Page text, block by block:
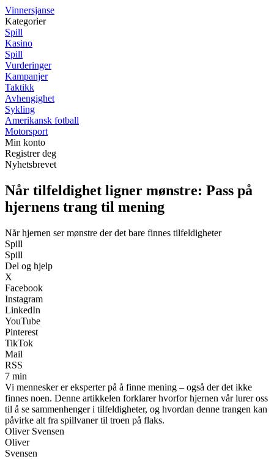
Vinnersjanse
Kategorier
Spill
Kasino
Spill
Vurderinger
Kampanjer
Taktikk
Avhengighet
Sykling
Amerikansk fotball
Motorsport
Min konto
Registrer deg
Nyhetsbrevet
Når tilfeldighet ligner mønstre: Pass på
hjernens trang til mening
Når hjernen ser mønstre der det bare finnes tilfeldigheter
Spill
Spill
Del og hjelp
X
Facebook
Instagram
LinkedIn
YouTube
Pinterest
TikTok
Mail
RSS
7 min
Vi mennesker er eksperter på å finne mening – også der det ikke
finnes noen. Denne artikkelen forklarer hvorfor hjernen vår lurer oss
til å se sammenhenger i tilfeldigheter, og hvordan denne trangen kan
påvirke alt fra spillvaner til troen på flaks.
Oliver Svensen
Oliver
Svensen